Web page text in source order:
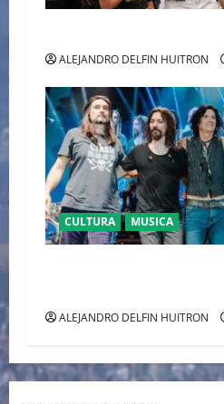
ALEJANDRO DELFIN HUITRON
CULTURA MUSICA
ALEJANDRO DELFIN HUITRON